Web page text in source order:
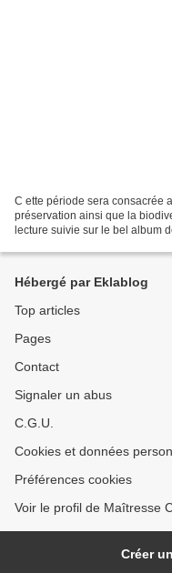
C ette période sera consacrée
préservation ainsi que la
lecture suivie sur le bel album
Hébergé par Eklablog
Top articles
Pages
Contact
Signaler un abus
C.G.U.
Cookies et données
Préférences cookies
Voir le profil de Maîtresse
Créer